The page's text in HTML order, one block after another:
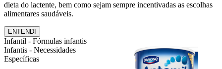
dieta do lactente, bem como sejam sempre incentivadas as escolhas
alimentares saudáveis.
ENTENDI
Infantil - Fórmulas infantis
Infantis - Necessidades
Específicas